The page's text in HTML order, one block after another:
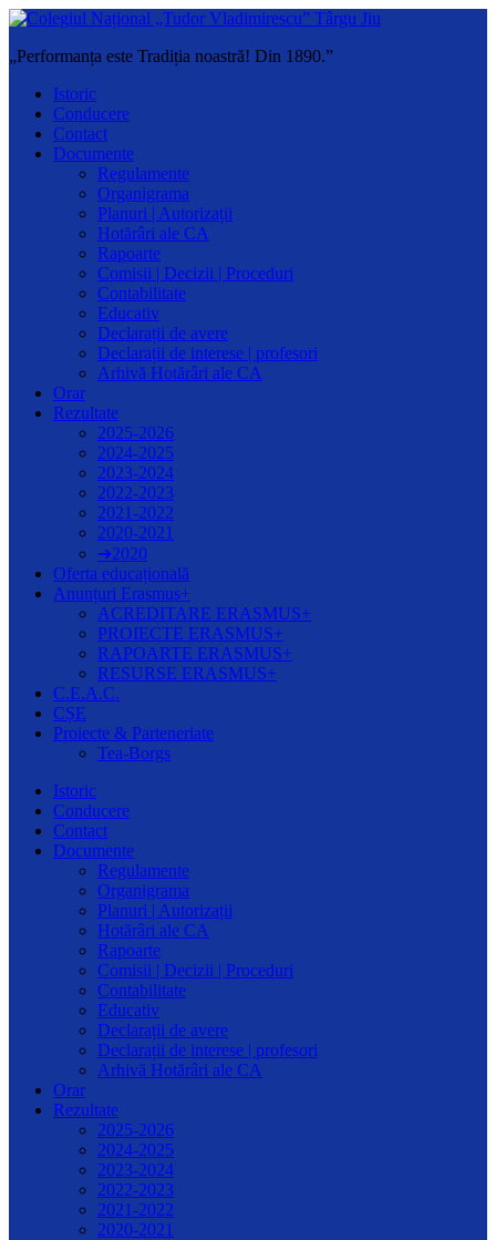
„Performanța este Tradiția noastră! Din 1890.”
Istoric
Conducere
Contact
Documente
Regulamente
Organigrama
Planuri | Autorizații
Hotărâri ale CA
Rapoarte
Comisii | Decizii | Proceduri
Contabilitate
Educativ
Declarații de avere
Declarații de interese | profesori
Arhivă Hotărâri ale CA
Orar
Rezultate
2025-2026
2024-2025
2023-2024
2022-2023
2021-2022
2020-2021
➔2020
Oferta educațională
Anunțuri Erasmus+
ACREDITARE ERASMUS+
PROIECTE ERASMUS+
RAPOARTE ERASMUS+
RESURSE ERASMUS+
C.E.A.C.
CȘE
Proiecte & Parteneriate
Tea-Borgs
Istoric
Conducere
Contact
Documente
Regulamente
Organigrama
Planuri | Autorizații
Hotărâri ale CA
Rapoarte
Comisii | Decizii | Proceduri
Contabilitate
Educativ
Declarații de avere
Declarații de interese | profesori
Arhivă Hotărâri ale CA
Orar
Rezultate
2025-2026
2024-2025
2023-2024
2022-2023
2021-2022
2020-2021